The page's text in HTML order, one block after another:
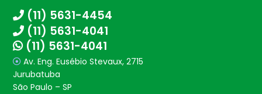
(11) 5631-4454
(11) 5631-4041
(11) 5631-4041
Av. Eng. Eusébio Stevaux, 2715
Jurubatuba
São Paulo – SP